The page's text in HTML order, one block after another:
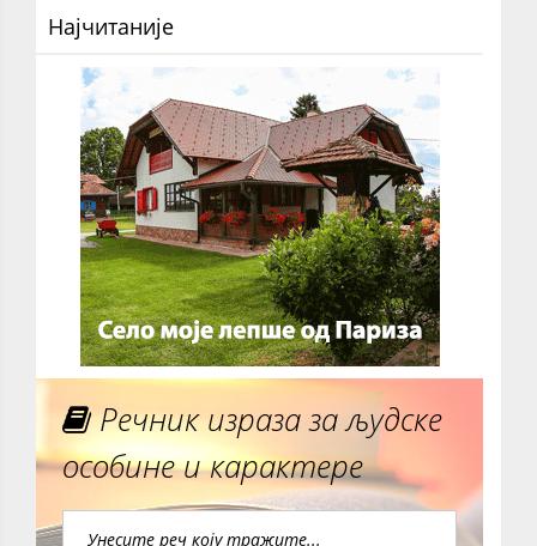
Најчитаније
Речник израза за људске
особине и карактере